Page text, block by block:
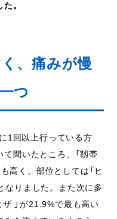
。
、痛みが慢
つ
1回以上行っている方
聞いたところ、「靱帯
高く、部位としては「ヒ
なりました。また次に多
ザ 」が21.9%で最も高い